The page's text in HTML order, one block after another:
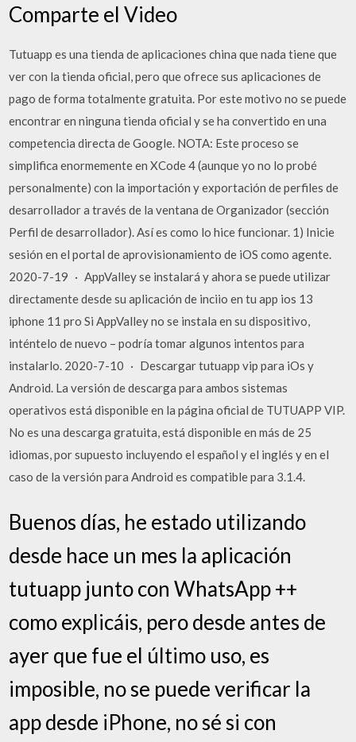
Comparte el Video
Tutuapp es una tienda de aplicaciones china que nada tiene que
ver con la tienda oficial, pero que ofrece sus aplicaciones de
pago de forma totalmente gratuita. Por este motivo no se puede
encontrar en ninguna tienda oficial y se ha convertido en una
competencia directa de Google. NOTA: Este proceso se
simplifica enormemente en XCode 4 (aunque yo no lo probé
personalmente) con la importación y exportación de perfiles de
desarrollador a través de la ventana de Organizador (sección
Perfil de desarrollador). Así es como lo hice funcionar. 1) Inicie
sesión en el portal de aprovisionamiento de iOS como agente.
2020-7-19 · AppValley se instalará y ahora se puede utilizar
directamente desde su aplicación de inciio en tu app ios 13
iphone 11 pro Si AppValley no se instala en su dispositivo,
inténtelo de nuevo – podría tomar algunos intentos para
instalarlo. 2020-7-10 · Descargar tutuapp vip para iOs y
Android. La versión de descarga para ambos sistemas
operativos está disponible en la página oficial de TUTUAPP VIP.
No es una descarga gratuita, está disponible en más de 25
idiomas, por supuesto incluyendo el español y el inglés y en el
caso de la versión para Android es compatible para 3.1.4.
Buenos días, he estado utilizando
desde hace un mes la aplicación
tutuapp junto con WhatsApp ++
como explicáis, pero desde antes de
ayer que fue el último uso, es
imposible, no se puede verificar la
app desde iPhone, no sé si con